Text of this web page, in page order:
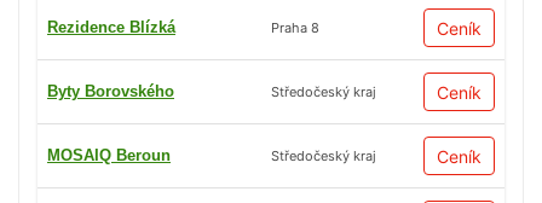
Rezidence Blízká Praha 8 Ceník
Byty Borovského Středočeský kraj Ceník
MOSAIQ Beroun Středočeský kraj Ceník